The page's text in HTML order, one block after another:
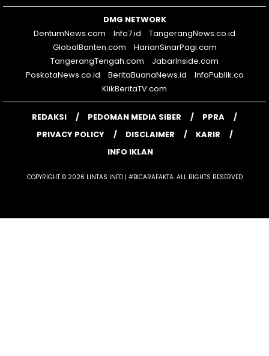
DMG NETWORK
DentumNews.com
Info7.id
TangerangNews.co.id
GlobalBanten.com
HarianSinarPagi.com
TangerangTengah.com
JabarInside.com
PoskotaNews.co.id
BeritaBuanaNews.id
InfoPublik.co
KlikBeritaTV.com
REDAKSI PEDOMAN MEDIA SIBER
PPRA
PRIVACY POLICY
DISCLAIMER
KARIR
INFO IKLAN
COPYRIGHT © 2026 LINTAS INFO | #BICARAFAKTA. ALL RIGHTS RESERVED